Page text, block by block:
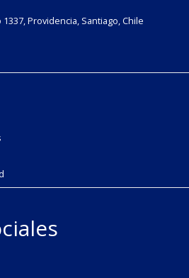
Providencia, Santiago, Chile